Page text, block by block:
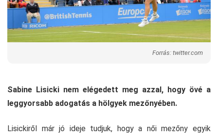
Forrás: twitter.com
Sabine Lisicki nem elégedett meg azzal, hogy övé a
leggyorsabb adogatás a hölgyek mezőnyében.
Lisickiről már jó ideje tudjuk, hogy a női mezőny egyik